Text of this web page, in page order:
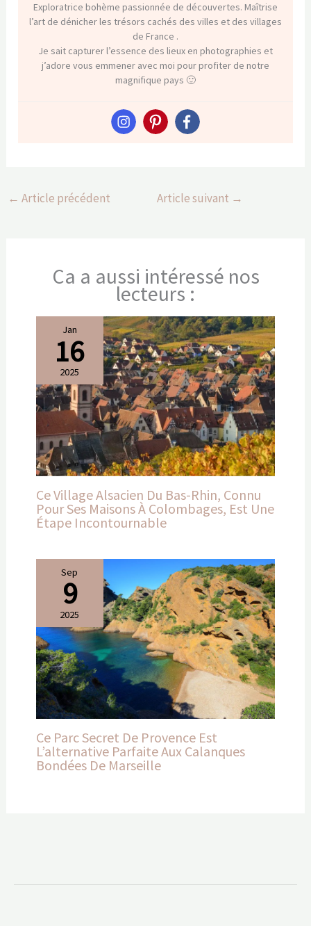
Exploratrice bohème passionnée de découvertes. Maîtrise
l’art de dénicher les trésors cachés des villes et des villages
de France .
Je sait capturer l’essence des lieux en photographies et
j’adore vous emmener avec moi pour profiter de notre
magnifique pays 🙂
← Article précédent Article suivant →
Ca a aussi intéressé nos
lecteurs :
Jan
16
2025
Ce Village Alsacien Du Bas-Rhin, Connu
Pour Ses Maisons À Colombages, Est Une
Étape Incontournable
Sep
9
2025
Ce Parc Secret De Provence Est
L’alternative Parfaite Aux Calanques
Bondées De Marseille